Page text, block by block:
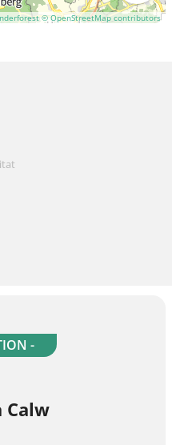
© OpenStreetMap contributors
-
Calw